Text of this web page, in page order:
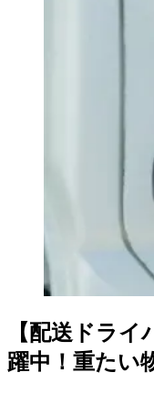
【配送ドラ
躍中！重たい